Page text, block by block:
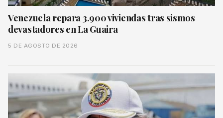
Venezuela repara 3.900 viviendas tras sismos
devastadores en La Guaira
5 DE AGOSTO DE 2026